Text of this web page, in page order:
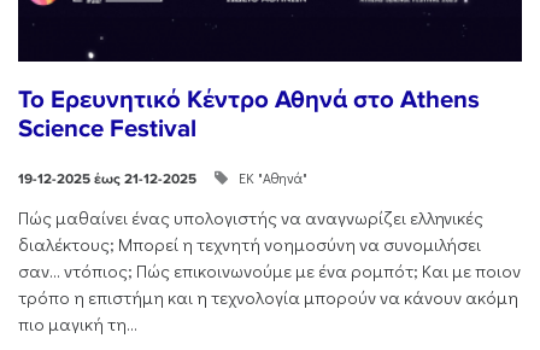
Το Ερευνητικό Κέντρο Αθηνά στο Athens
Science Festival
19-12-2025 έως 21-12-2025 ΕΚ "Αθηνά"
Πώς μαθαίνει ένας υπολογιστής να αναγνωρίζει ελληνικές
διαλέκτους; Μπορεί η τεχνητή νοημοσύνη να συνομιλήσει
σαν… ντόπιος; Πώς επικοινωνούμε με ένα ρομπότ; Και με ποιον
τρόπο η επιστήμη και η τεχνολογία μπορούν να κάνουν ακόμη
πιο μαγική τη...